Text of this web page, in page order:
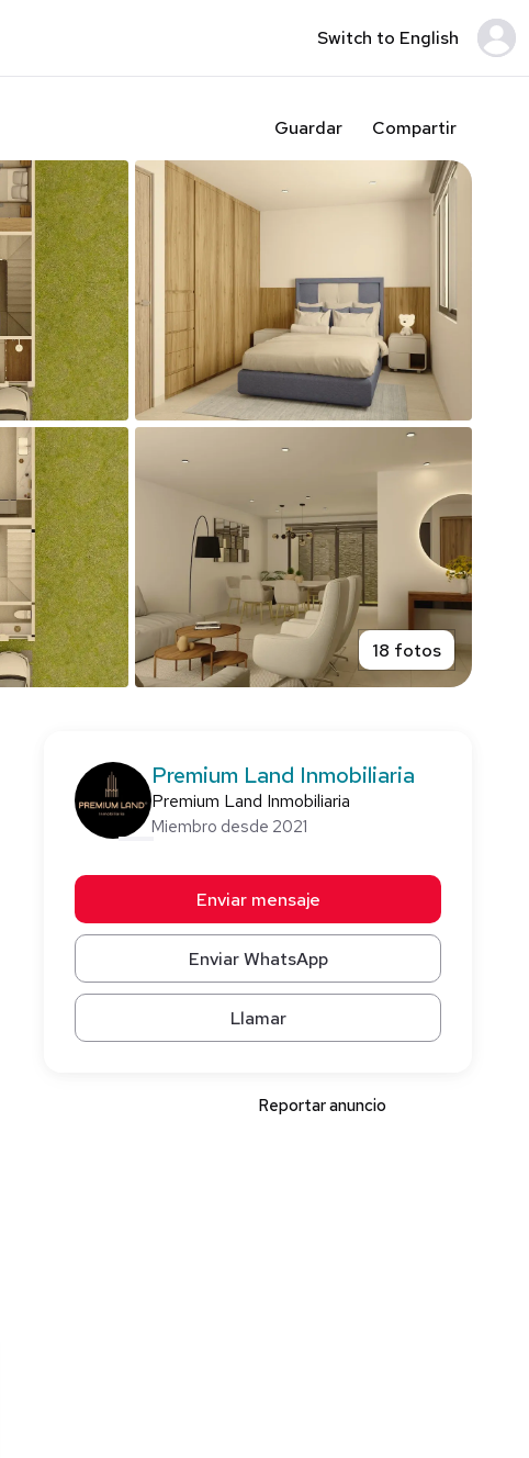
Switch to English
Guardar Compartir
18 fotos
Premium Land Inmobiliaria
Premium Land Inmobiliaria
Miembro desde 2021
Enviar mensaje
Enviar WhatsApp
Llamar
Reportar anuncio